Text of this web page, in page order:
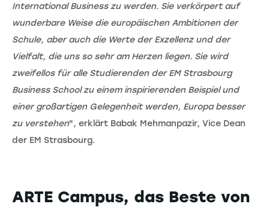
International Business zu werden. Sie verkörpert auf
wunderbare Weise die europäischen Ambitionen der
Schule, aber auch die Werte der Exzellenz und der
Vielfalt, die uns so sehr am Herzen liegen. Sie wird
zweifellos für alle Studierenden der EM Strasbourg
Business School zu einem inspirierenden Beispiel und
einer großartigen Gelegenheit werden, Europa besser
zu verstehen", erklärt Babak Mehmanpazir, Vice Dean
der EM Strasbourg.
ARTE Campus, das Beste von